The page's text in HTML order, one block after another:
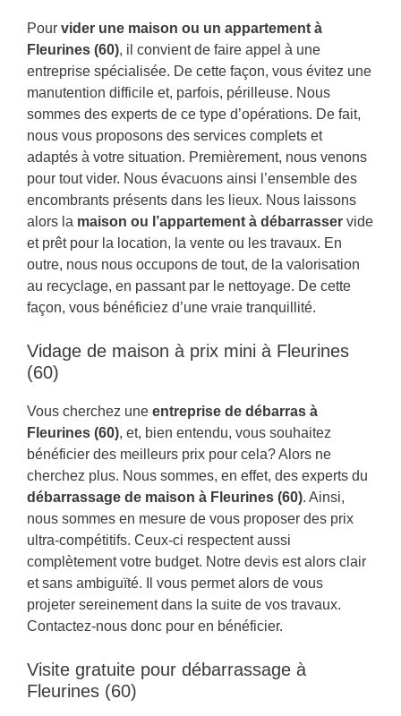
Pour vider une maison ou un appartement à
Fleurines (60), il convient de faire appel à une
entreprise spécialisée. De cette façon, vous évitez une
manutention difficile et, parfois, périlleuse. Nous
sommes des experts de ce type d’opérations. De fait,
nous vous proposons des services complets et
adaptés à votre situation. Premièrement, nous venons
pour tout vider. Nous évacuons ainsi l’ensemble des
encombrants présents dans les lieux. Nous laissons
alors la maison ou l’appartement à débarrasser vide
et prêt pour la location, la vente ou les travaux. En
outre, nous nous occupons de tout, de la valorisation
au recyclage, en passant par le nettoyage. De cette
façon, vous bénéficiez d’une vraie tranquillité.
Vidage de maison à prix mini à Fleurines
(60)
Vous cherchez une entreprise de débarras à
Fleurines (60), et, bien entendu, vous souhaitez
bénéficier des meilleurs prix pour cela? Alors ne
cherchez plus. Nous sommes, en effet, des experts du
débarrassage de maison à Fleurines (60). Ainsi,
nous sommes en mesure de vous proposer des prix
ultra-compétitifs. Ceux-ci respectent aussi
complètement votre budget. Notre devis est alors clair
et sans ambiguïté. Il vous permet alors de vous
projeter sereinement dans la suite de vos travaux.
Contactez-nous donc pour en bénéficier.
Visite gratuite pour débarrassage à
Fleurines (60)